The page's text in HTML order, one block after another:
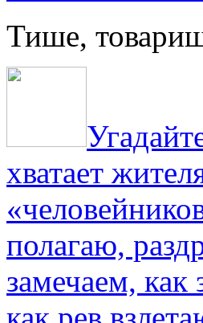
Тише,
хватает
полагаю,
замечаем, как